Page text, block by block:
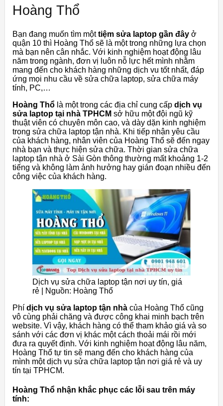
Hoàng Thổ
Bạn đang muốn tìm mộttiệm sửa laptop gần đây ở
quận 10 thì Hoàng Thổ sẽ là một trong những lựa chọn
mà bạn nên cân nhắc. Với kinh nghiệm hoạt động lâu
năm trong ngành, đơn vị luôn nỗ lực hết mình nhằm
mang đến cho khách hàng những dịch vu tốt nhất, đáp
ứng mọi nhu cầu về sửa chữa laptop, sửa chữa máy
tính, PC,…
Hoàng Thổ là một trong các địa chỉ cung cấp dịch vụ
sửa laptop tại nhà TPHCM sở hữu một đội ngũ kỹ
thuật viên có chuyên môn cao, và dày dặn kinh nghiệm
trong sửa chữa laptop tận nhà. Khi tiếp nhận yêu cầu
của khách hàng, nhân viên của Hoàng Thổ sẽ đến ngay
nhà bạn và thực hiện sửa chữa. Thời gian sửa chữa
laptop tận nhà ở Sài Gòn thông thường mất khoảng 1-2
tiếng và không làm ảnh hưởng hay gián đoạn nhiều đến
công việc của khách hàng.
Dịch vụ sửa chữa laptop tận nơi uy tín, giá
rẻ | Nguồn: Hoàng Thổ
Phí dịch vụ sửa laptop tận nhà của Hoàng Thổ cũng
vô cùng phải chăng và được công khai minh bạch trên
website. Vì vậy, khách hàng có thể tham khảo giá và so
sánh với các đơn vị khác một cách thoải mái rồi mới
đưa ra quyết định. Với kinh nghiệm hoạt động lâu năm,
Hoàng Thổ tự tin sẽ mang đến cho khách hàng của
mình một dịch vụ sửa chữa laptop tận nơi giá rẻ và uy
tín tại TPHCM.
Hoàng Thổ nhận khắc phục các lỗi sau trên máy
tính: